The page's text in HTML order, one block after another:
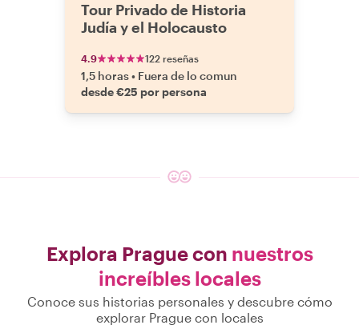
Tour Privado de Historia
Judía y el Holocausto
4.9 122 reseñas
1,5 horas• Fuera de lo comun
desde €25 por persona
Explora Prague con nuestros
increíbles locales
Conoce sus historias personales y descubre cómo
explorar Prague con locales